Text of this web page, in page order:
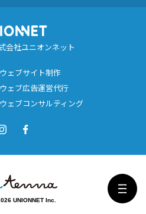
会社ユニオンネット
ウェブサイト制作
ウェブ広告運営代行
ウェブコンサルティング
UNIONNET Inc.